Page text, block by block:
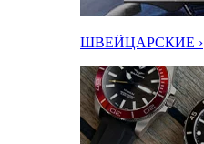
ШВЕЙЦАРСКИЕ ›